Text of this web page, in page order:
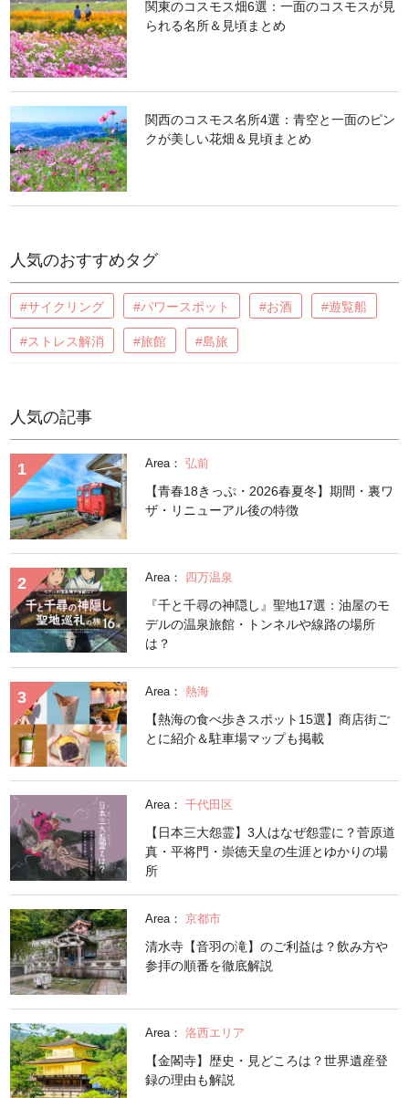
関東のコスモス畑6選：一面のコスモスが見
られる名所＆見頃まとめ
関西のコスモス名所4選：青空と一面のピン
クが美しい花畑＆見頃まとめ
人気のおすすめタグ
#サイクリング #パワースポット #お酒 #遊覧船
#ストレス解消 #旅館 #島旅
人気の記事
Area： 弘前
【青春18きっぷ・2026春夏冬】期間・裏ワ
ザ・リニューアル後の特徴
Area： 四万温泉
『千と千尋の神隠し』聖地17選：油屋のモ
デルの温泉旅館・トンネルや線路の場所
は？
Area： 熱海
【熱海の食べ歩きスポット15選】商店街ご
とに紹介＆駐車場マップも掲載
Area： 千代田区
【日本三大怨霊】3人はなぜ怨霊に？菅原道
真・平将門・崇徳天皇の生涯とゆかりの場
所
Area： 京都市
清水寺【音羽の滝】のご利益は？飲み方や
参拝の順番を徹底解説
Area： 洛西エリア
【金閣寺】歴史・見どころは？世界遺産登
録の理由も解説